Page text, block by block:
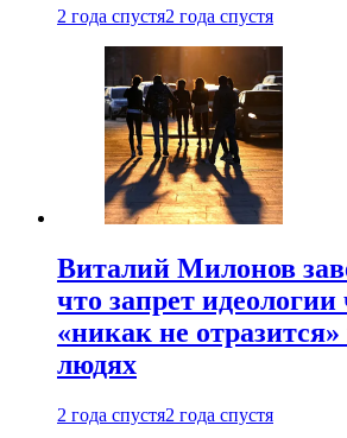
2 года спустя2 года спустя
Виталий Милонов
что запрет
«никак не
людях
2 года спустя2 года спустя